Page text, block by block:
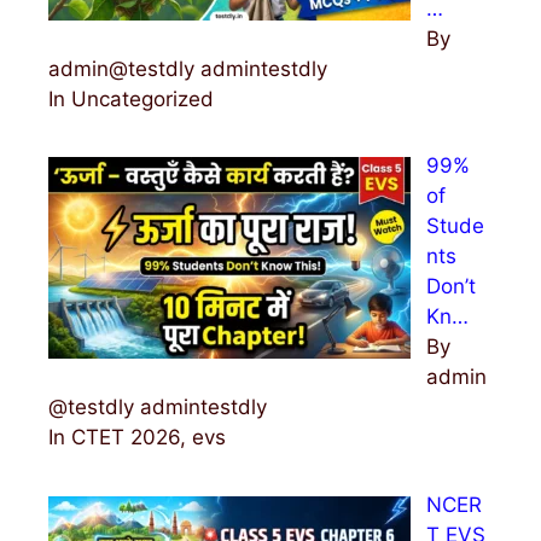
…
By
admin@testdly admintestdly
In Uncategorized
99%
of
Stude
nts
Don’t
Kn…
By
admin
@testdly admintestdly
In CTET 2026, evs
NCER
T EVS